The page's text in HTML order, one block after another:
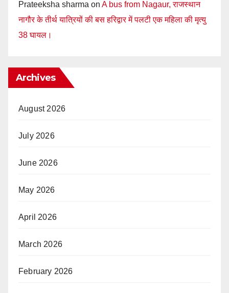
Prateeksha sharma on A bus from Nagaur, राजस्थान
नागौर के तीर्थ यात्रियों की बस हरिद्वार में पलटी एक महिला की मृत्यु
38 घायल।
Archives
August 2026
July 2026
June 2026
May 2026
April 2026
March 2026
February 2026